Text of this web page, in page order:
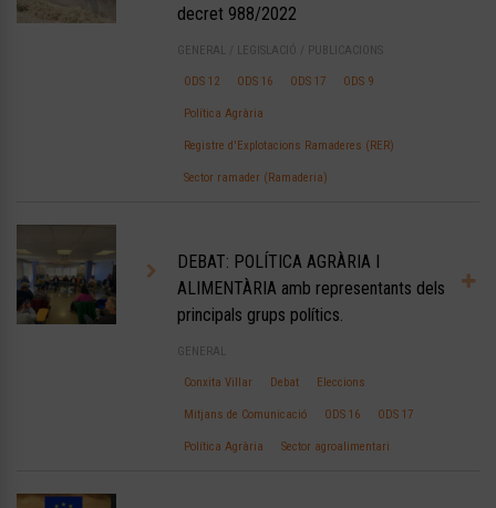
decret 988/2022
GENERAL LEGISLACIÓ PUBLICACIONS
ODS 12 ODS 16 ODS 17 ODS 9
Política Agrària
Registre d'Explotacions Ramaderes (RER)
Sector ramader (Ramaderia)
DEBAT: POLÍTICA AGRÀRIA I
ALIMENTÀRIA amb representants dels
principals grups polítics.
GENERAL
Conxita Villar Debat Eleccions
Mitjans de Comunicació ODS 16 ODS 17
Política Agrària Sector agroalimentari